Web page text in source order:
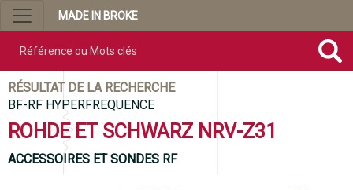
MADE IN BROKE
RÉSULTAT DE LA RECHERCHE
BF-RF HYPERFREQUENCE
ROHDE ET SCHWARZ NRV-Z31
ACCESSOIRES ET SONDES RF